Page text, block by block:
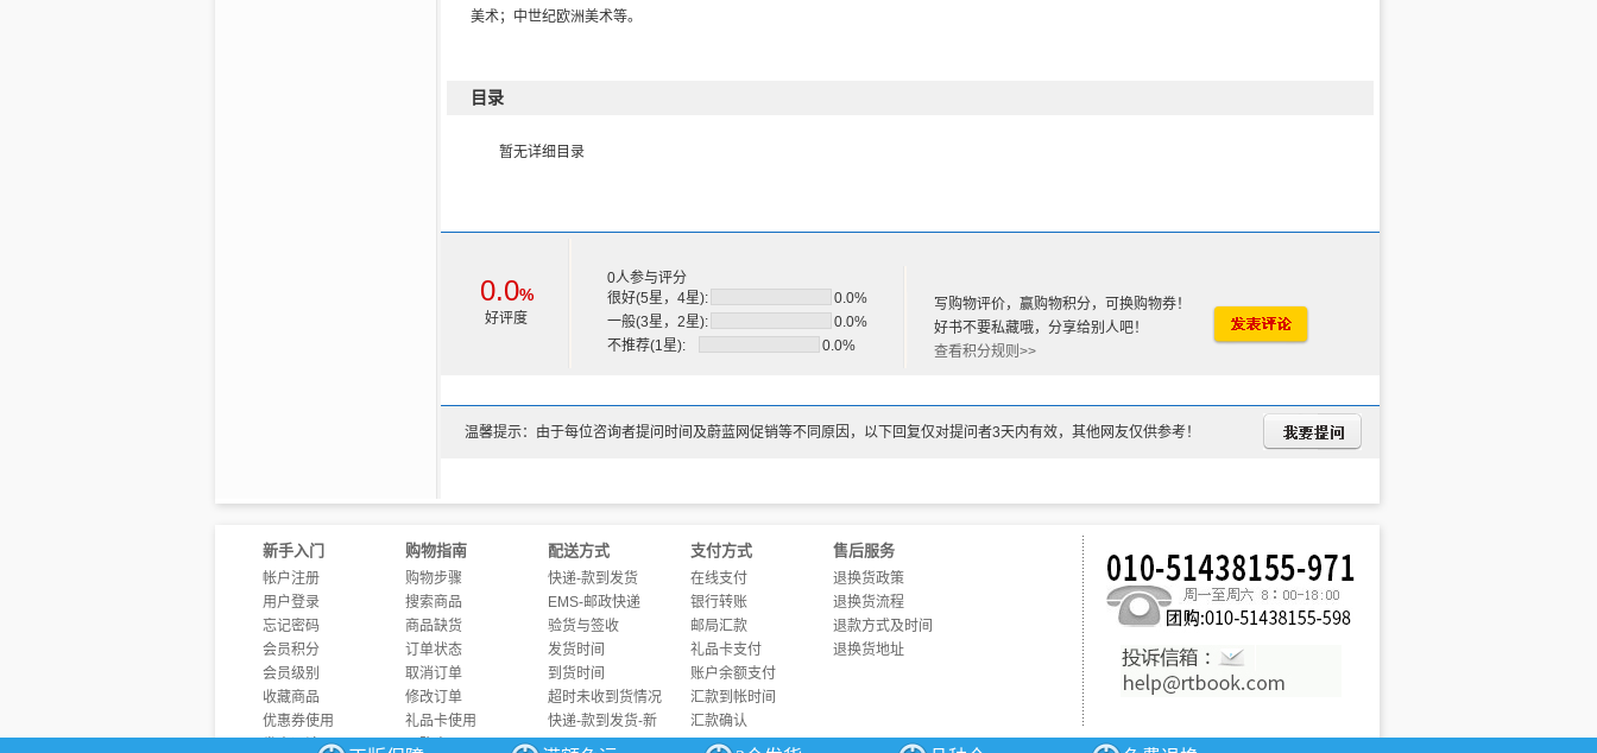
美术；中世纪欧洲美术等。
目录
暂无详细目录
0.0%
好评度
0人参与评分
很好(5星，4星):
0.0%
一般(3星，2星):
0.0%
不推荐(1星):
0.0%
写购物评价，赢购物积分，可换购物券！
好书不要私藏哦，分享给别人吧！
查看积分规则>>
温馨提示：由于每位咨询者提问时间及蔚蓝网促销等不同原因，以下回复仅对提问者3天内有效，其他网友仅供参考！
新手入门
帐户注册
用户登录
忘记密码
会员积分
会员级别
收藏商品
优惠券使用
购物指南
购物步骤
搜索商品
商品缺货
订单状态
取消订单
修改订单
礼品卡使用
团购商品
配送方式
快递-款到发货
EMS-邮政快递
验货与签收
发货时间
到货时间
超时未收到货情况
快递-款到发货-新
支付方式
在线支付
银行转账
邮局汇款
礼品卡支付
账户余额支付
汇款到帐时间
汇款确认
售后服务
退换货政策
退换货流程
退款方式及时间
退换货地址